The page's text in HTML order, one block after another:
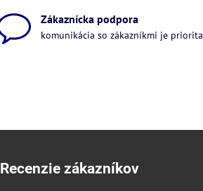
Zákaznícka podpora
komunikácia so zákazníkmi je priorita
Recenzie zákazníkov